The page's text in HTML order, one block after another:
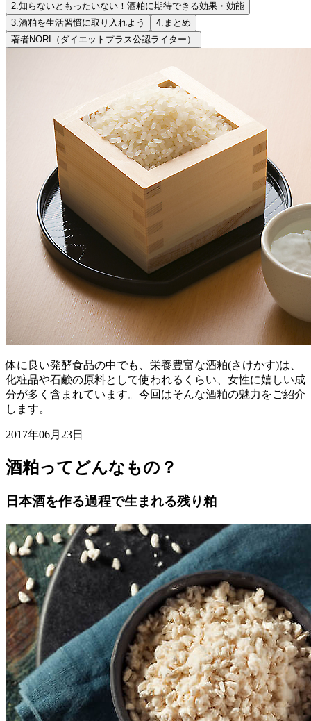
2.知らないともったいない！酒粕に期待できる効果・効能
3.酒粕を生活習慣に取り入れよう 4. まとめ
著者NORI（ダイエットプラス公認ライター）
体に良い発酵食品の中でも、栄養豊富な酒粕(さけかす)は、
化粧品や石鹸の原料として使われるくらい、女性に嬉しい成
分が多く含まれています。今回はそんな酒粕の魅力をご紹介
します。
2017年06月23日
酒粕ってどんなもの？
日本酒を作る過程で生まれる残り粕